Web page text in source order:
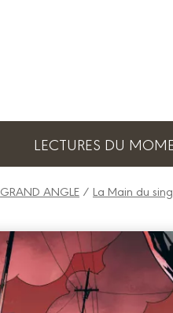
LECTURES DU
GRAND ANGLE / La Main du